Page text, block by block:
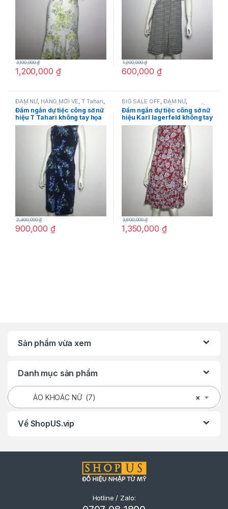
1,200,000 ₫
3,100,000₫
600,000 ₫
1,200,000₫
ĐẦM NỮ, HÀNG MỚI VỀ ,T Tahari
THỜI TRANG NỮ
Đầm ngắn dự tiệc công sở nữ
hiệu T Tahari không tay họa
tiết hoa màu xanh size 2,4,6
chính hãng
900,000 ₫
2,400,000₫
BIG SALE OFF ,ĐẦM NỮ,
Karllagerfeld, THỜI TRANG NỮ
Đầm ngắn dự tiệc công sở nữ
hiệu Karl lagerfeld không tay
màu đỏ họa tiết hoa size 2
chính hãng
1,350,000 ₫
3,600,000₫
Sản phẩm vừa xem
Danh mục sản phẩm
×
ÁO KHOÁC NỮ (7)
Về ShopUS.vip
Hotline / Zalo: